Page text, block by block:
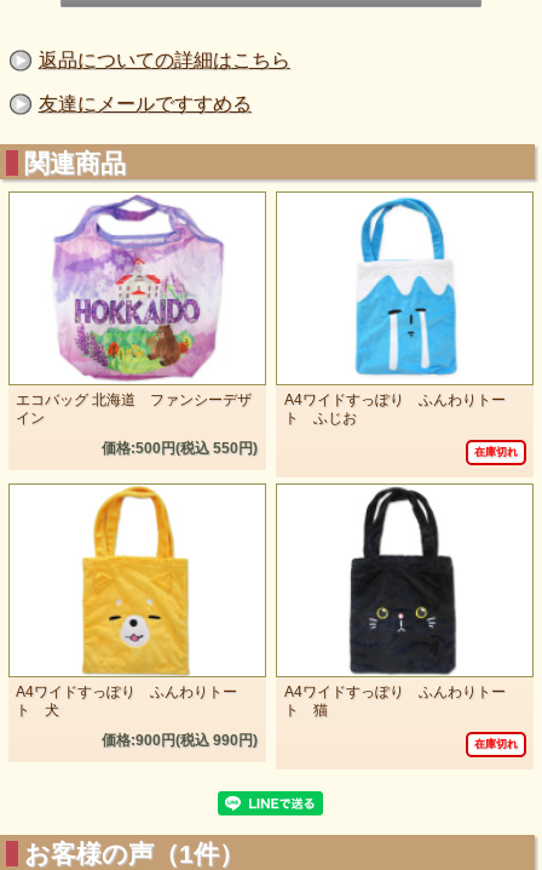
返品についての詳細はこちら
友達にメールですすめる
関連商品
エコバッグ 北海道 ファンシーデザ
イン
価格:500円(税込 550円)
A4ワイドすっぽり ふんわりトー
ト ふじお
在庫切れ
A4ワイドすっぽり ふんわりトー
ト 犬
価格:900円(税込 990円)
A4ワイドすっぽり ふんわりトー
ト 猫
在庫切れ
お客様の声（1件）